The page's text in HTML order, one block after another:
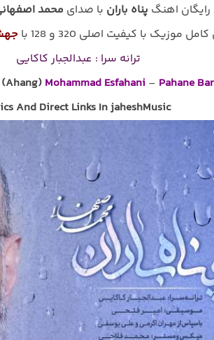
رایگان اهنگ پناه باران با صدایمحمد
موزیک با کیفیت اصلی 320 و 128 با
ترانه سرا : عبدالجبار کاکایی
Mohammad Esfahani – Pahane
And Direct Links In jaheshMusic